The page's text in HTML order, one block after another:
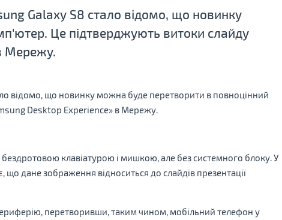
Galaxy S8 стало відомо, що новинку
Це підтверджують витоки слайду
Мережу.
відомо, що новинку можна буде перетворити в повноцінний
Desktop Experience» в Мережу.
клавіатурою і мишкою, але без системного блоку. У
дане зображення відноситься до слайдів презентації
перетворивши, таким чином, мобільний телефон у